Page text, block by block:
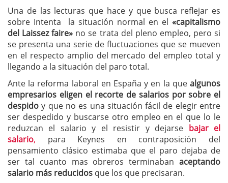
Una de las lecturas que hace y que busca reflejar es
sobre Intenta la situación normal en el «capitalismo
del Laissez faire» no se trata del pleno empleo, pero si
se presenta una serie de fluctuaciones que se mueven
en el respecto amplio del mercado del empleo total y
llegando a la situación del paro total.
Ante la reforma laboral en España y en la que algunos
empresarios eligen el recorte de salarios por sobre el
despido y que no es una situación fácil de elegir entre
ser despedido y buscarse otro empleo en el que lo le
reduzcan el salario y el resistir y dejarse bajar el
salario, para Keynes en contraposición del
pensamiento clásico estimaba que el paro dejaba de
ser tal cuanto mas obreros terminaban aceptando
salario más reducidos que los que precisaran.